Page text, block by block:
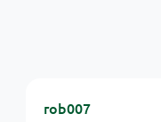
rob007